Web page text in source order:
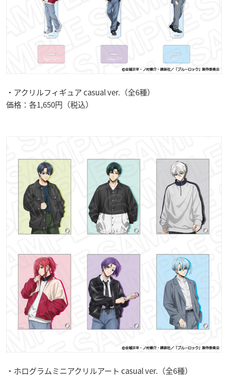
・アクリルフィギュア casual ver.（全6種）
価格：各1,650円（税込）
・ホログラムミニアクリルアート casual ver.（全6種）